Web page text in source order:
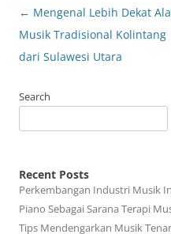
Post
navigation
← Mengenal Lebih Dekat
Musik Tradisional Kolintang
dari Sulawesi Utara
Search
Recent Posts
Perkembangan Industri Musik
Piano Sebagai Sarana Terapi
Tips Mendengarkan Musik